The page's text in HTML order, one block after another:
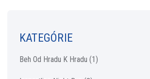
KATEGÓRIE
Beh Od Hradu K Hradu (1)